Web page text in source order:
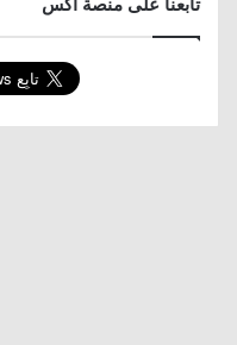
تابعنا على منصة اكس